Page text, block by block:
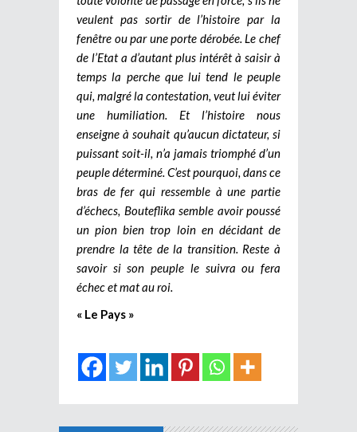
veulent pas sortir de l’histoire par la
fenêtre ou par une porte dérobée. Le chef
de l’Etat a d’autant plus intérêt à saisir à
temps la perche que lui tend le peuple
qui, malgré la contestation, veut lui éviter
une humiliation. Et l’histoire nous
enseigne à souhait qu’aucun dictateur, si
puissant soit-il, n’a jamais triomphé d’un
peuple déterminé. C’est pourquoi, dans ce
bras de fer qui ressemble à une partie
d’échecs, Bouteflika semble avoir poussé
un pion bien trop loin en décidant de
prendre la tête de la transition. Reste à
savoir si son peuple le suivra ou fera
échec et mat au roi.
« Le Pays »